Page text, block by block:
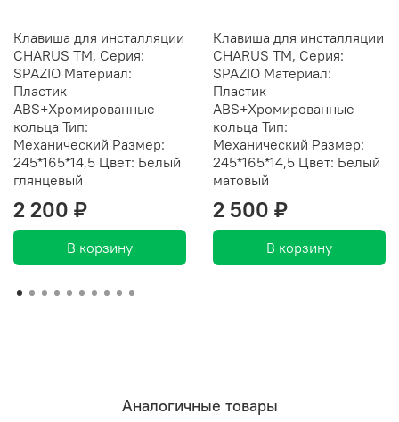
Клавиша для инсталляции
CHARUS TM, Серия:
SPAZIO Материал:
Пластик
ABS+Хромированные
кольца Тип:
Механический Размер:
245*165*14,5 Цвет: Белый
глянцевый
2 200 ₽
В корзину
Клавиша для инсталляции
CHARUS TM, Серия:
SPAZIO Материал:
Пластик
ABS+Хромированные
кольца Тип:
Механический Размер:
245*165*14,5 Цвет: Белый
матовый
2 500 ₽
В корзину
Аналогичные товары